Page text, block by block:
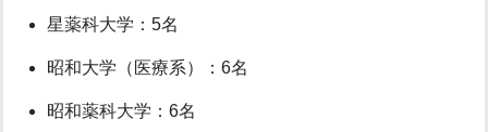
星薬科大学：5名
昭和大学（医療系）：6名
昭和薬科大学：6名